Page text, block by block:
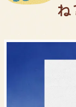
ね